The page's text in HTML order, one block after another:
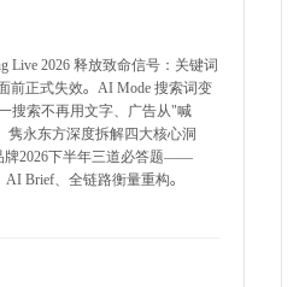
Live 2026 释放致命信号：关键词
前正式失效。AI Mode 搜索词变
搜索不再用文字、广告从"喊
隽永东方深度拆解四大核心洞
牌2026下半年三道必答题——
AI Brief、全链路衡量重构。